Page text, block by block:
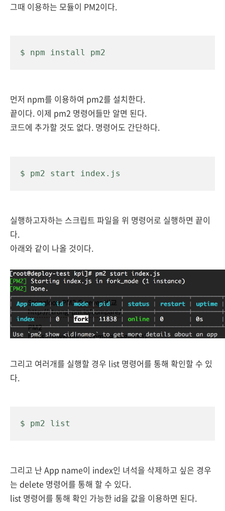
그때 이용하는 모듈이 PM2이다.
$ npm install pm2
먼저 npm를 이용하여 pm2를 설치한다.
끝이다. 이제 pm2 명령어들만 알면 된다.
코드에 추가할 것도 없다. 명령어도 간단하다.
$ pm2 start index.js
실행하고자하는 스크립트 파일을 위 명령어로 실행하면 끝이
다.
아래와 같이 나올 것이다.
그리고 여러개를 실행할 경우 list 명령어를 통해 확인할 수 있
다.
$ pm2 list
그리고 난 App name이 index인 녀석을 삭제하고 싶은 경우
는 delete 명령어를 통해 할 수 있다.
list 명령어를 통해 확인 가능한 id을 값을 이용하면 된다.